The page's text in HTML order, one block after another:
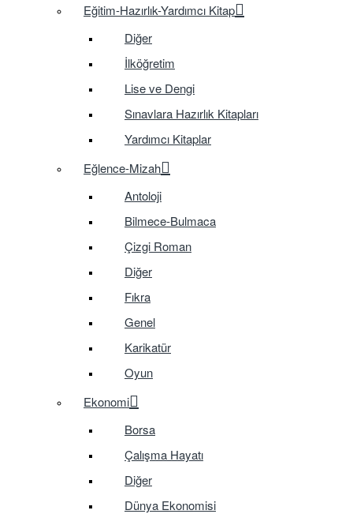
Eğitim-Hazırlık-Yardımcı Kitap
Diğer
İlköğretim
Lise ve Dengi
Sınavlara Hazırlık Kitapları
Yardımcı Kitaplar
Eğlence-Mizah
Antoloji
Bilmece-Bulmaca
Çizgi Roman
Diğer
Fıkra
Genel
Karikatür
Oyun
Ekonomi
Borsa
Çalışma Hayatı
Diğer
Dünya Ekonomisi